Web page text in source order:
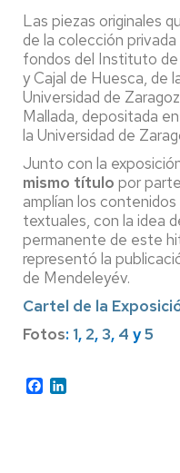
Las piezas originales
de la colección
fondos del Instituto de
y Cajal de Huesca, de
Universidad de
Mallada, depositada
la Universidad de
Junto con la
mismo título por
amplían los
textuales, con la idea
permanente de este
representó la
de Mendeleyév.
Cartel de la
Fotos: 1, 2,3, 4 y5
Facebook